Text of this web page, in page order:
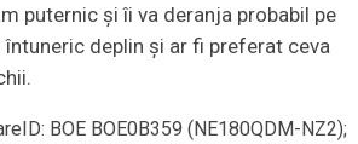
puternic și îi va deranja probabil pe
întuneric deplin și ar fi preferat ceva
BOE BOE0B359 (NE180QDM-NZ2);